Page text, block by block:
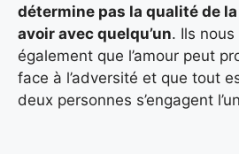
détermine pas la qualité de la
avoir avec quelqu’un. Ils
également que l’amour peut
face à l’adversité et que tout
deux personnes s’engagent